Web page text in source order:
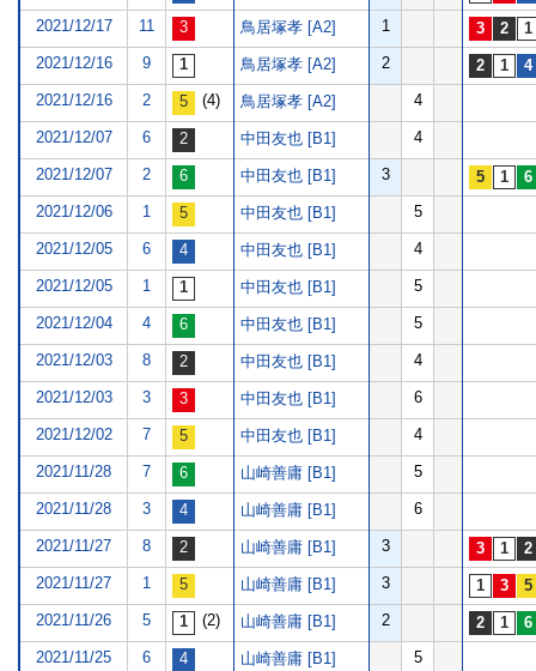
2021/12/17 11 鳥居塚孝 [A2] 1
2021/12/16 9 鳥居塚孝 [A2] 2
2021/12/16 2 (4) 鳥居塚孝 [A2] 4
2021/12/07 6 中田友也 [B1] 4
2021/12/07 2 中田友也 [B1] 3
2021/12/06 1 中田友也 [B1] 5
2021/12/05 6 中田友也 [B1] 4
2021/12/05 1 中田友也 [B1] 5
2021/12/04 4 中田友也 [B1] 5
2021/12/03 8 中田友也 [B1] 4
2021/12/03 3 中田友也 [B1] 6
2021/12/02 7 中田友也 [B1] 4
2021/11/28 7 山崎善庸 [B1] 5
2021/11/28 3 山崎善庸 [B1] 6
2021/11/27 8 山崎善庸 [B1] 3
2021/11/27 1 山崎善庸 [B1] 3
2021/11/26 5 (2) 山崎善庸 [B1] 2
2021/11/25 6 山崎善庸 [B1] 5